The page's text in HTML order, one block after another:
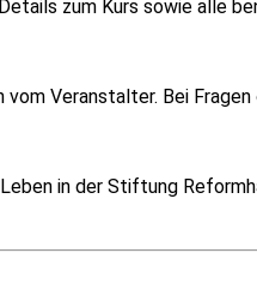
zum Kurs sowie alle
Veranstalter. Bei
in der Stiftung